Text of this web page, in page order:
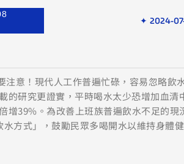
✦ 2024-
注意！現代人工作普遍忙碌，容易忽略飲
的研究更證實，平時喝水太少恐增加血清
增39%。為改善上班族普遍飲水不足的現
方式」，鼓勵民眾多喝開水以維持身體健